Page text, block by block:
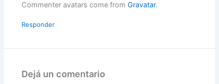
Commenter avatars come fromGravatar.
Responder
Dejá un comentario